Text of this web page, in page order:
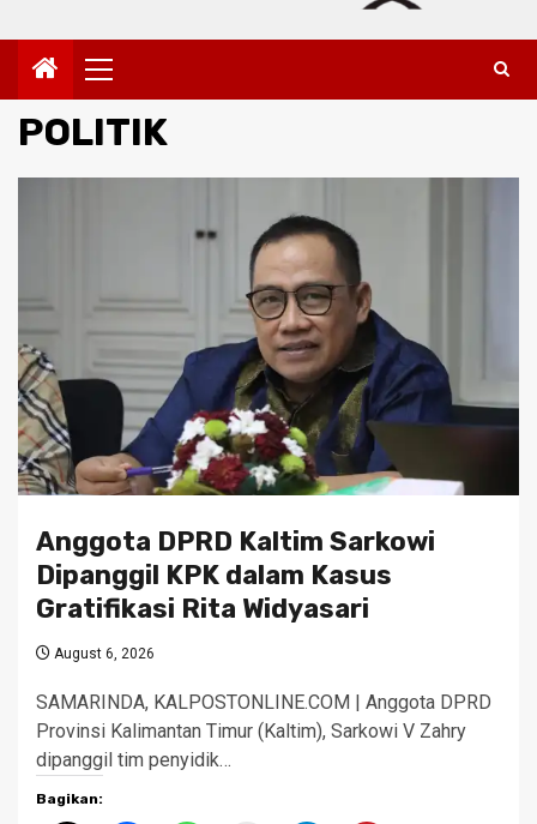
Primary
Menu
POLITIK
Anggota DPRD Kaltim Sarkowi
Dipanggil KPK dalam Kasus
Gratifikasi Rita Widyasari
August 6, 2026
SAMARINDA, KALPOSTONLINE.COM | Anggota DPRD
Provinsi Kalimantan Timur (Kaltim), Sarkowi V Zahry
dipanggil tim penyidik…
Bagikan: